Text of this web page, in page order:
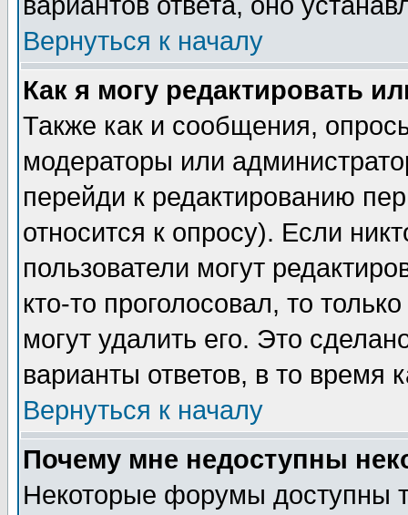
Вернуться к началу
Как я могу редактировать
Также как и сообщения,
модераторы или
перейди к редактированию
относится к опросу). Если
пользователи могут
кто-то проголосовал, то
могут удалить его. Это
варианты ответов, в то время
Вернуться к началу
Почему мне недоступны
Некоторые форумы доступны